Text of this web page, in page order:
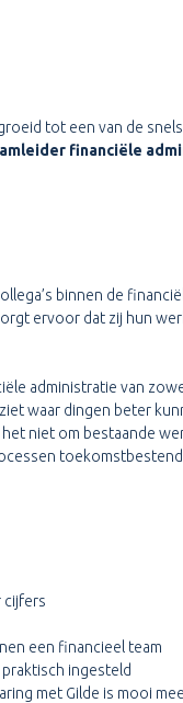
tot een van de
financiële
binnen de
ervoor dat zij hun
administratie van
waar dingen beter
niet om bestaande
cijfers
een financieel team
ingesteld
met Gilde is mooi